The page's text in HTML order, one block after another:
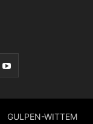
GULPEN-WITTEM